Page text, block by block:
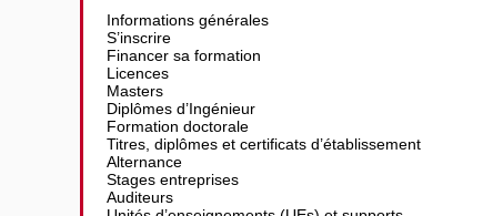
Informations générales
S’inscrire
Financer sa formation
Licences
Masters
Diplômes d’Ingénieur
Formation doctorale
Titres, diplômes et certificats d’établissement
Alternance
Stages entreprises
Auditeurs